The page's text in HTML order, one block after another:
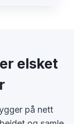
elsket
på nett